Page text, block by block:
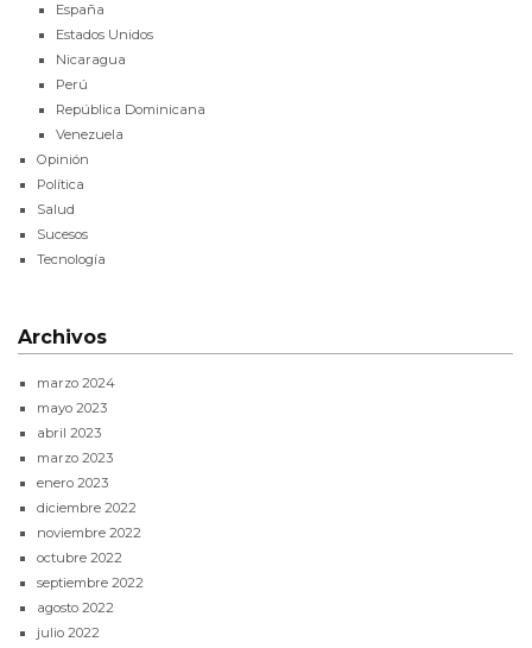
España
Estados Unidos
Nicaragua
Perú
República Dominicana
Venezuela
Opinión
Política
Salud
Sucesos
Tecnología
Archivos
marzo 2024
mayo 2023
abril 2023
marzo 2023
enero 2023
diciembre 2022
noviembre 2022
octubre 2022
septiembre 2022
agosto 2022
julio 2022